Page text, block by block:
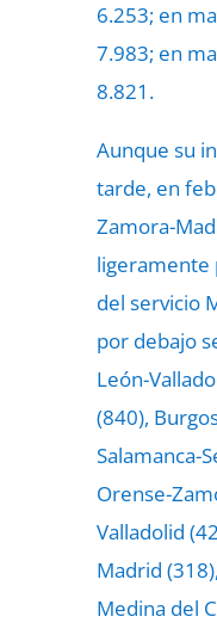
6.253; en
7.983; en
8.821.
Aunque su
tarde, en
Zamora-
ligeramente
del servicio
por debajo
León-
(840),
Salamanca-
Orense-
Valladolid
Madrid
Medina del